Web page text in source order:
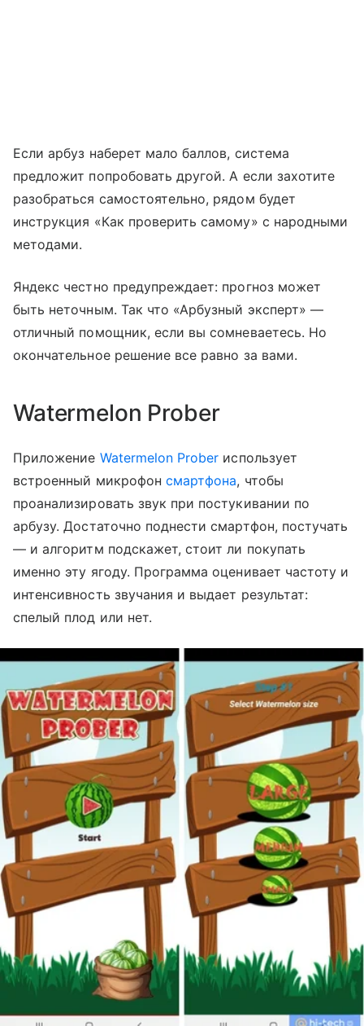
Если арбуз наберет мало баллов, система
предложит попробовать другой. А если захотите
разобраться самостоятельно, рядом будет
инструкция «Как проверить самому» с народными
методами.
Яндекс честно предупреждает: прогноз может
быть неточным. Так что «Арбузный эксперт» —
отличный помощник, если вы сомневаетесь. Но
окончательное решение все равно за вами.
Watermelon Prober
Приложение Watermelon Prober использует
встроенный микрофон смартфона, чтобы
проанализировать звук при постукивании по
арбузу. Достаточно поднести смартфон, постучать
— и алгоритм подскажет, стоит ли покупать
именно эту ягоду. Программа оценивает частоту и
интенсивность звучания и выдает результат:
спелый плод или нет.